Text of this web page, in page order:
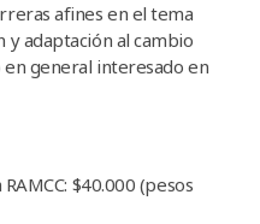
afines en el tema
y adaptación al cambio
general interesado en
$40.000 (pesos